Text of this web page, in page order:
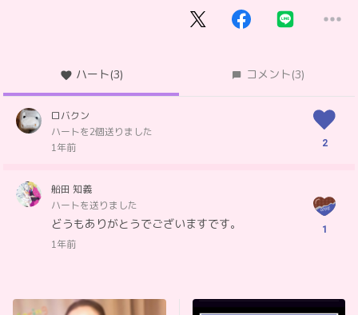
ハート(3) コメント(3)
ロバクン
ハートを2個送りました
1年前
2
船田 知義
ハートを送りました
どうもありがとうでございますです。
1年前
1